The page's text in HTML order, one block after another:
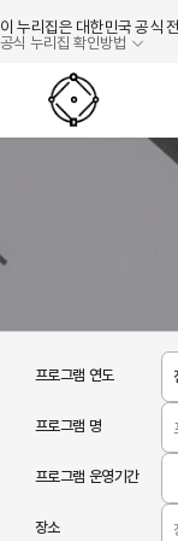
이 누리집은 대한민국 공식
공식 누리집 확인방법
프로그램 연도
프로그램 명
프로그램 운영기간
장소